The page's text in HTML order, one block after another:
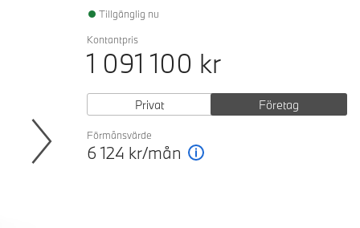
Tillgänglig nu
Kontantpris
1 091 100 kr
Privat Företag
Förmånsvärde
6 124 kr/mån